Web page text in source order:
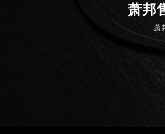
萧邦
萧
国官方售后客户服务热线：400-885-0231
一服务热线400-885-0231，服务覆盖中国大
国门外大街甲6号华熙国际中心写字楼D座11层
长安街1号东方广场写字楼W3座6层602室（需
峰道136号天津国际金融中心写字楼26层2603
桥路3号港汇中心写字楼2座37层3705室（需提